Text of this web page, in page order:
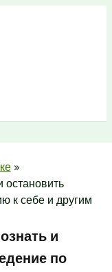
остановить
к себе и другим
и
по